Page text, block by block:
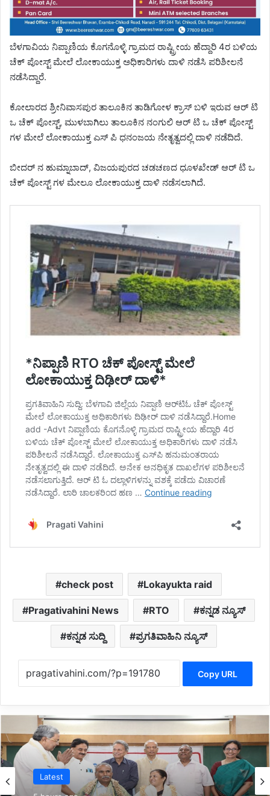
ಬೆಳಗಾವಿಯ ನಿಪ್ಪಾಣಿಯ ಕೊಗನೊಳ್ಳಿ ಗ್ರಾಮದ ರಾಷ್ಟ್ರೀಯ ಹೆದ್ದಾರಿ 4ರ ಬಳಿಯ
ಚೆಕ್ ಪೋಸ್ಟ್ ಮೇಲೆ ಲೋಕಾಯುಕ್ತ ಅಧಿಕಾರಿಗಳು ದಾಳಿ ನಡೆಸಿ ಪರಿಶೀಲನೆ
ನಡೆಸಿದ್ದಾರೆ.
ಕೋಲಾರದ ಶ್ರೀನಿವಾಸಪುರ ತಾಲೂಕಿನ ತಾಡಿಗೋಳ ಕ್ರಾಸ್ ಬಳಿ ಇರುವ ಆರ್ ಟಿ
ಒ ಚೆಕ್ ಪೋಸ್ಟ್, ಮುಳಬಾಗಿಲು ತಾಲೂಕಿನ ನಂಗುಲಿ ಆರ್ ಟಿ ಒ ಚೆಕ್ ಪೋಸ್ಟ್
ಗಳ ಮೇಲೆ ಲೋಕಾಯುಕ್ತ ಎಸ್ ಪಿ ಧನಂಜಯ ನೇತೃತ್ವದಲ್ಲಿ ದಾಳಿ ನಡೆದಿದೆ.
ಬೀದರ್ ನ ಹುಮ್ನಾಬಾದ್, ವಿಜಯಪುರದ ಚಡಚಣದ ಧೂಳಖೇಡ್ ಆರ್ ಟಿ ಒ
ಚೆಕ್ ಪೋಸ್ಟ್ ಗಳ ಮೇಲೂ ಲೋಕಾಯುಕ್ತ ದಾಳಿ ನಡೆಸಲಾಗಿದೆ.
check post Lokayukta raid
Pragativahini News RTO ಕನ್ನಡ ನ್ಯೂಸ್
ಕನ್ನಡ ಸುದ್ದಿ ಪ್ರಗತಿವಾಹಿನಿ ನ್ಯೂಸ್
Copy URL
Latest
6 hours ago